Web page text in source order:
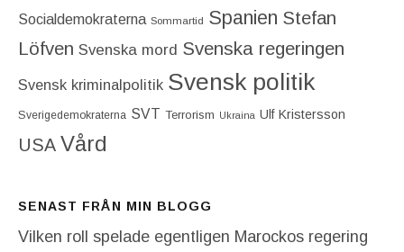
Socialdemokraterna Sommartid Spanien Stefan
Löfven Svenska mord Svenska regeringen
Svensk kriminalpolitik Svensk politik
Sverigedemokraterna SVT Terrorism Ukraina Ulf Kristersson
USA Vård
SENAST FRÅN MIN BLOGG
Vilken roll spelade egentligen Marockos regering